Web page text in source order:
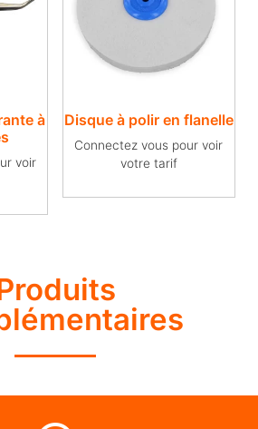
à
voir
Disque à polir en flanelle
Connectez vous pour voir
votre tarif